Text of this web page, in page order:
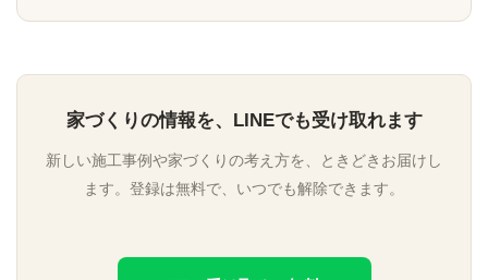
家づくりの情報を、LINEでも受け取れます
新しい施工事例や家づくりの考え方を、ときどきお届けし
ます。登録は無料で、いつでも解除できます。